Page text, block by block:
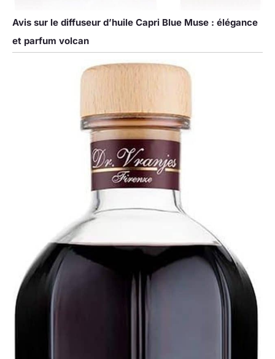
Avis sur le diffuseur d’huile Capri Blue Muse : élégance
et parfum volcan